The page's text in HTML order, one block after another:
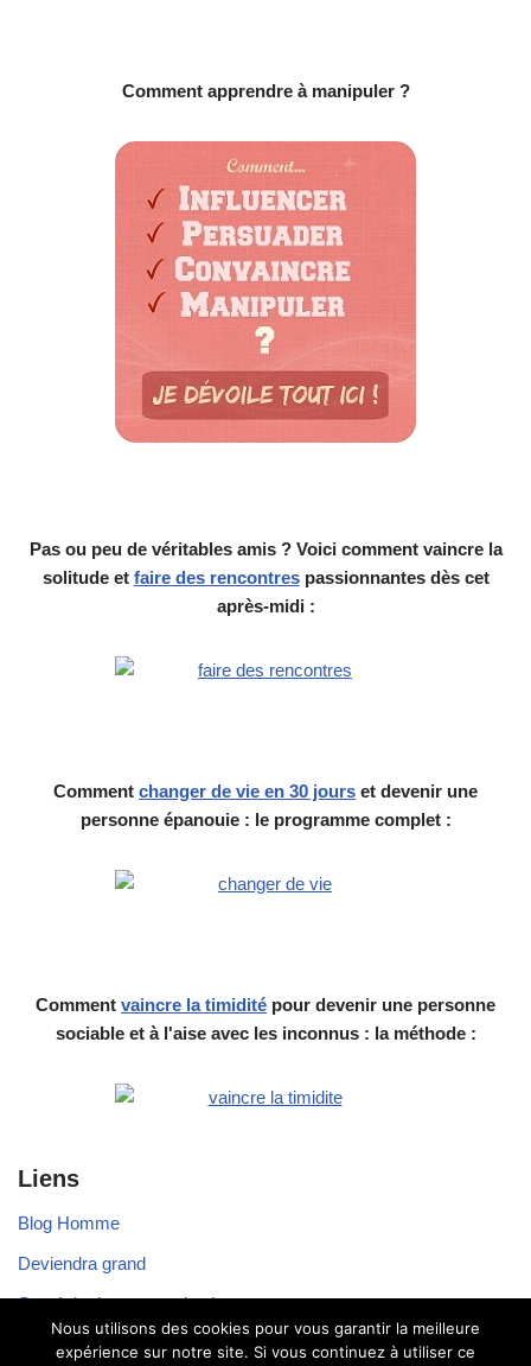
Comment apprendre à manipuler ?
Pas ou peu de véritables amis ? Voici comment vaincre la
solitude et faire des rencontrespassionnantes dès cet
après-midi :
Comment changer de vie en 30 jours et devenir une
personne épanouie : le programme complet :
Comment vaincre la timidité pour devenir une personne
sociable et à l'aise avec les inconnus : la méthode :
Liens
Blog Homme
Deviendra grand
Stratégie de communication
Voyager seul
Nous utilisons des cookies pour vous garantir la meilleure
expérience sur notre site. Si vous continuez à utiliser ce